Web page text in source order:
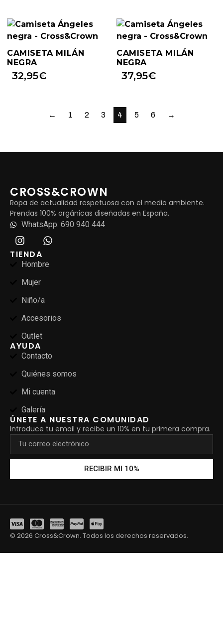
CAMISETA MILÁN
NEGRA
32,95€
CAMISETA MILÁN
NEGRA
37,95€
← 1 2 3 4 5 6 →
CROSS&CROWN
Ropa de actualidad respetuosa con el medio ambiente.
Prendas 100% orgánicas diseñadas en España.
WhatsApp: 690 940 444
TIENDA
Hombre
Mujer
Niño/a
Accesorios
Outlet
AYUDA
Contacto
Quiénes somos
Mi cuenta
Galería
ÚNETE A NUESTRA COMUNIDAD
Introduce tu email y recibe un 10% en tu primera compra.
RECIBIR MI 10%
© 2026 Cross&Crown. Todos los derechos reservados.